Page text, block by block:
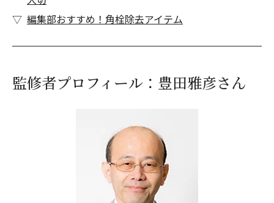
編集部おすすめ！角栓除去アイテム
監修者プロフィール：豊田雅彦さん